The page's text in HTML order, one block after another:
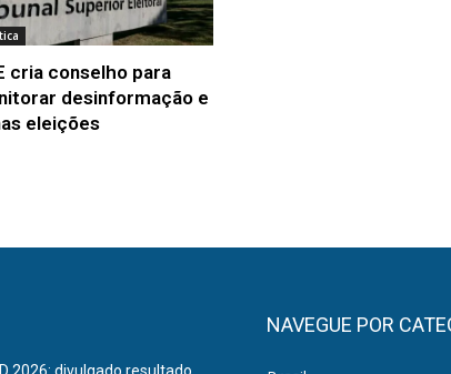
cria conselho para
desinformação e
eleições
NAVEGUE POR